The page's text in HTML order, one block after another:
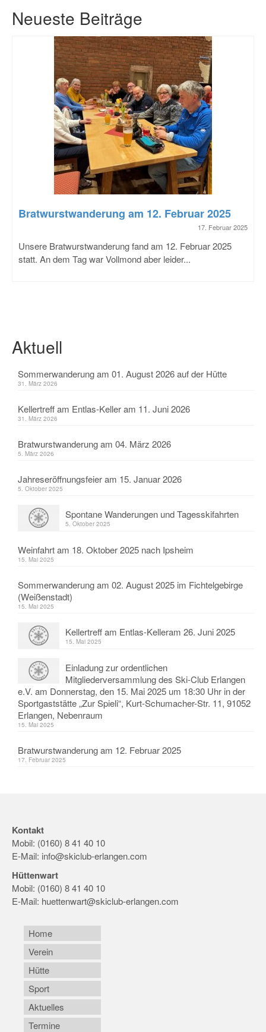
Neueste Beiträge
Bratwurstwanderung am 12. Februar 2025
17. Februar 2025
Unsere Bratwurstwanderung fand am 12. Februar 2025
statt. An dem Tag war Vollmond aber leider...
Aktuell
Sommerwanderung am 01. August 2026 auf der Hütte
31. März 2026
Kellertreff am Entlas-Keller am 11. Juni 2026
31. März 2026
Bratwurstwanderung am 04. März 2026
5. März 2026
Jahreseröffnungsfeier am 15. Januar 2026
5. Oktober 2025
Spontane Wanderungen und Tagesskifahrten
5. Oktober 2025
Weinfahrt am 18. Oktober 2025 nach Ipsheim
15. Mai 2025
Sommerwanderung am 02. August 2025 im Fichtelgebirge
(Weißenstadt)
15. Mai 2025
Kellertreff am Entlas-Kelleram 26. Juni 2025
15. Mai 2025
Einladung zur ordentlichen
Mitgliederversammlung des Ski-Club Erlangen
e.V. am Donnerstag, den 15. Mai 2025 um 18:30 Uhr in der
Sportgaststätte „Zur Spieli“, Kurt-Schumacher-Str. 11, 91052
Erlangen, Nebenraum
15. Mai 2025
Bratwurstwanderung am 12. Februar 2025
17. Februar 2025
Kontakt
Mobil: (0160) 8 41 40 10
E-Mail: info@skiclub-erlangen.com
Hüttenwart
Mobil: (0160) 8 41 40 10
E-Mail: huettenwart@skiclub-erlangen.com
Home
Verein
Hütte
Sport
Aktuelles
Termine